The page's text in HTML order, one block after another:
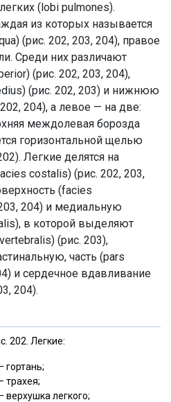
(lobi pulmones).
из которых называется
(рис. 202, 203, 204), правое
Среди них различают
(рис. 202, 203, 204),
(рис. 202, 203) и нижнюю
204), а левое — на две:
междолевая борозда
горизонтальной щелью
Легкие делятся на
costalis) (рис. 202, 203,
(facies
204) и медиальную
в которой выделяют
(рис. 203),
часть (pars
и сердечное вдавливание
204).
202. Легкие:
гортань;
трахея;
верхушка легкого;